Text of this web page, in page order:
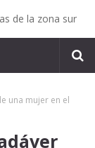
de la zona sur
una mujer en el